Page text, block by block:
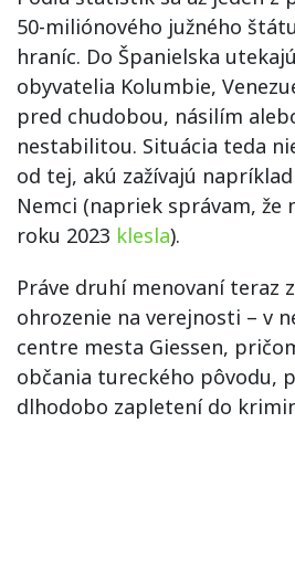
50-miliónového južného
hraníc. Do Španielska
obyvatelia Kolumbie,
pred chudobou, násilím
nestabilitou. Situácia teda
od tej, akú zažívajú
Nemci (napriek správam, že
roku 2023 klesla).
Práve druhí menovaní teraz
ohrozenie na verejnosti – v
centre mesta Giessen,
občania tureckého pôvodu,
dlhodobo zapletení do